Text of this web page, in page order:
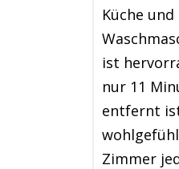
Küche
ist
nur 11
entfernt
Zimmer